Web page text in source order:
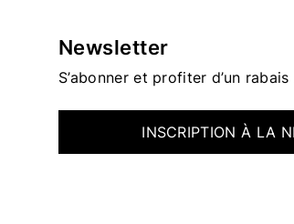
Newsletter
S’abonner et profiter d’un rabais
INSCRIPTION À LA